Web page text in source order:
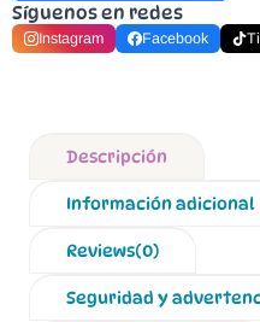
Síguenos en redes
Instagram Facebook
Descripción
Información adicional
Reviews(0)
Seguridad y